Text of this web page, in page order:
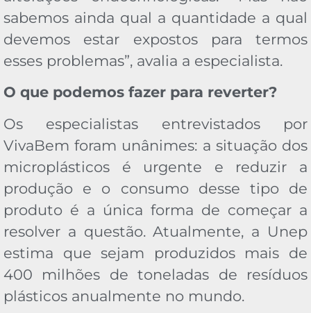
sabemos ainda qual a quantidade a qual
devemos estar expostos para termos
esses problemas”, avalia a especialista.
O que podemos fazer para reverter?
Os especialistas entrevistados por
VivaBem foram unânimes: a situação dos
microplásticos é urgente e reduzir a
produção e o consumo desse tipo de
produto é a única forma de começar a
resolver a questão. Atualmente, a Unep
estima que sejam produzidos mais de
400 milhões de toneladas de resíduos
plásticos anualmente no mundo.